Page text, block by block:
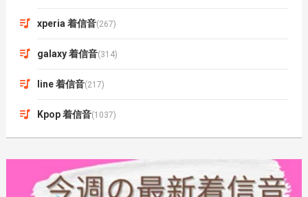
xperia 着信音(267)
galaxy 着信音(314)
line 着信音(217)
Kpop 着信音(1037)